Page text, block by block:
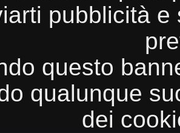
pubblicità
questo
qualunque
dei